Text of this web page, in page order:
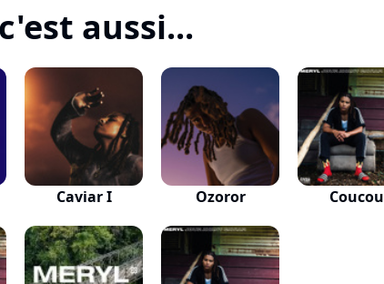
aussi...
Caviar I Ozoror Coucou